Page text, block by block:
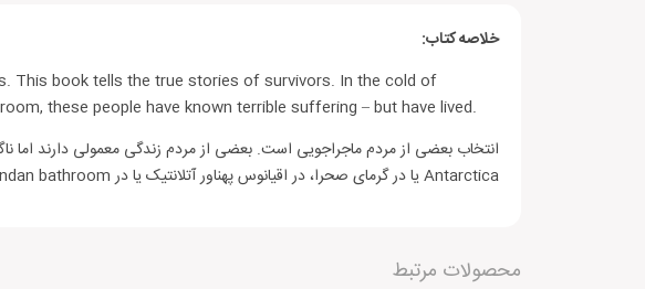
خلاصه کتاب:
This book tells the true stories of survivors. In the cold of
these people have known terrible suffering – but have lived.
انتخاب بعضی از مردم ماجراجویی است. بعضی از مردم زندگی معمولی دارند اما
Antarctica یا در گرمای صحرا، در اقیانوس پهناور آتلانتیک یا در Rwandan bathroom کوچک، این مردم رنج دیدن هولناک را شناختن – ولی زنده ماندند.
دیگران را با نوشتن نظرات خود، برای انتخاب این محصول راهنمایی
محصولات مرتبط